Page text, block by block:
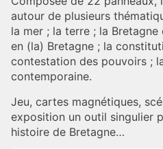
autour de plusieurs
la mer ; la terre ; la
en (la) Bretagne ; la
contestation des pouvoirs ;
contemporaine.
Jeu, cartes magnétiques,
exposition un outil singulier
histoire de Bretagne…